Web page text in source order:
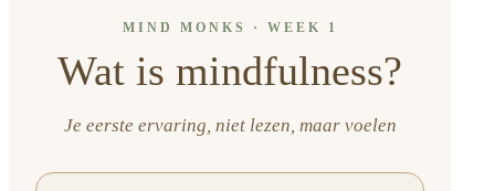
MIND MONKS · WEEK 1
Wat is mindfulness?
Je eerste ervaring, niet lezen, maar voelen